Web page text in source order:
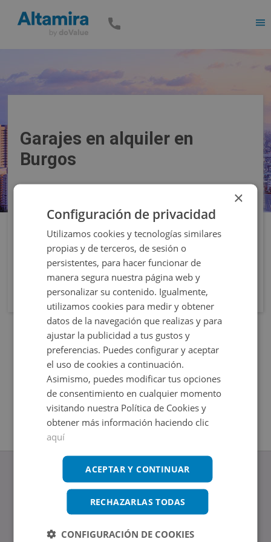
Garajes en alquiler en
Burgos
Filtros
www.altamirainmuebles.com
Edificio Skylight
Avenida de Manoteras 14-16, 28050, Madrid
×
Configuración de privacidad
Utilizamos cookies y tecnologías similares
propias y de terceros, de sesión o
persistentes, para hacer funcionar de
manera segura nuestra página web y
personalizar su contenido. Igualmente,
utilizamos cookies para medir y obtener
datos de la navegación que realizas y para
ajustar la publicidad a tus gustos y
preferencias. Puedes configurar y aceptar
el uso de cookies a continuación.
Asimismo, puedes modificar tus opciones
de consentimiento en cualquier momento
visitando nuestra Política de Cookies y
obtener más información haciendo clic
aquí
ACEPTAR Y CONTINUAR
RECHAZARLAS TODAS
CONFIGURACIÓN DE COOKIES